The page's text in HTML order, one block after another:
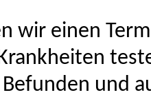
wir einen
und